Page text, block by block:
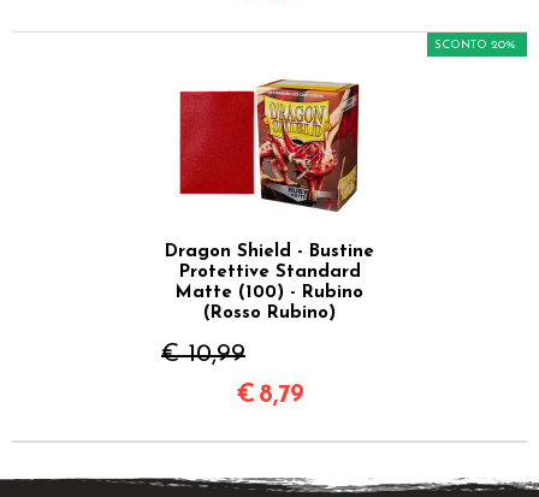
Dragon Shield - Bustine
Protettive Standard
Matte (100) - Rubino
(Rosso Rubino)
€ 10,99
SCONTO 20%
€ 8,79